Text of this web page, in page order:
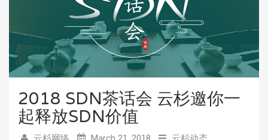
2018 SDN茶话会 云杉邀你一
起释放SDN价值